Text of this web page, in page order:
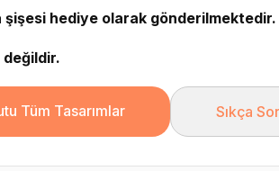
şişesi hediye olarak gönderilmektedir.
değildir.
Tüm Tasarımlar Sıkça